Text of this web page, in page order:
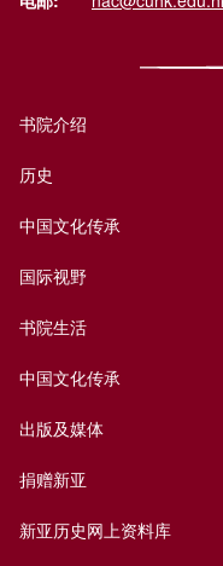
书院介绍
历史
中国文化传承
国际视野
书院生活
中国文化传承
出版及媒体
捐赠新亚
新亚历史网上资料库